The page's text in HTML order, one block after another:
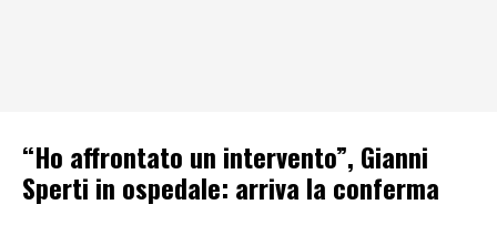
“Ho affrontato un intervento”, Gianni
Sperti in ospedale: arriva la conferma